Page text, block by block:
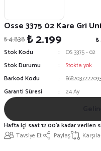
Osse 3375 02 Kare Gri
₺ 4.838₺ 2.199 ₺
Stok Kodu
OS 3375 - 02
Stok Durumu
Stokta yok
Barkod Kodu
8682037222093
Garanti Süresi
24 Ay
Tavsiye Et Paylaş
Hafta içi saat 12:00'a kadar verilen